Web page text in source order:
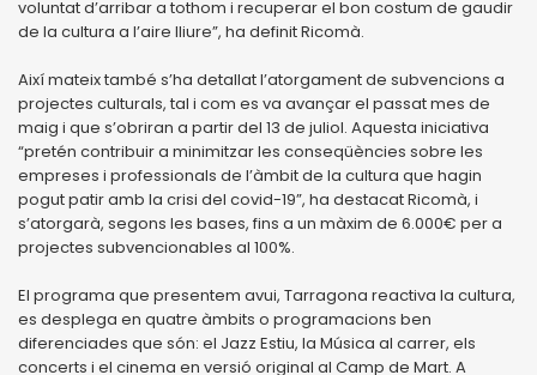
voluntat d’arribar a tothom i recuperar el bon costum de gaudir
de la cultura a l’aire lliure”, ha definit Ricomà.
Així mateix també s’ha detallat l’atorgament de subvencions a
projectes culturals, tal i com es va avançar el passat mes de
maig i que s’obriran a partir del 13 de juliol. Aquesta iniciativa
“pretén contribuir a minimitzar les conseqüències sobre les
empreses i professionals de l’àmbit de la cultura que hagin
pogut patir amb la crisi del covid-19”, ha destacat Ricomà, i
s’atorgarà, segons les bases, fins a un màxim de 6.000€ per a
projectes subvencionables al 100%.
El programa que presentem avui, Tarragona reactiva la cultura,
es desplega en quatre àmbits o programacions ben
diferenciades que són: el Jazz Estiu, la Música al carrer, els
concerts i el cinema en versió original al Camp de Mart. A